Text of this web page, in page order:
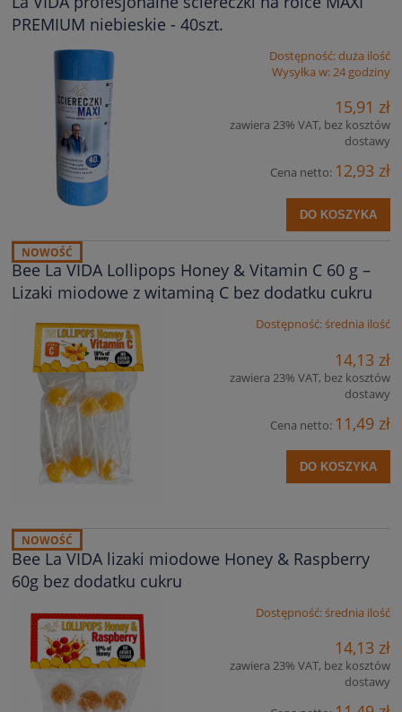
PREMIUM niebieskie - 40szt.
Dostępność:duża ilość
Wysyłka w:24 godziny
15,91 zł
zawiera 23% VAT, bez kosztów
dostawy
Cena netto: 12,93 zł
DO KOSZYKA
Bee La VIDA Lollipops Honey & Vitamin C 60 g –
Lizaki miodowe z witaminą C bez dodatku cukru
Dostępność:średnia ilość
14,13 zł
zawiera 23% VAT, bez kosztów
dostawy
Cena netto: 11,49 zł
DO KOSZYKA
NOWOŚĆ
Bee La VIDA lizaki miodowe Honey & Raspberry
60g bez dodatku cukru
Dostępność:średnia ilość
14,13 zł
zawiera 23% VAT, bez kosztów
dostawy
NOWOŚĆ